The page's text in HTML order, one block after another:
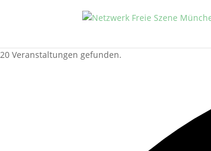
20 Veranstaltungen gefunden.